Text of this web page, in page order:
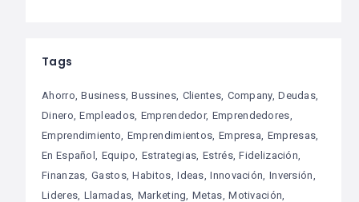
Tags
Ahorro Business Bussines Clientes Company Deudas
Dinero Empleados Emprendedor Emprendedores
Emprendimiento Emprendimientos Empresa Empresas
En Español Equipo Estrategias Estrés Fidelización
Finanzas Gastos Habitos Ideas Innovación Inversión
Lideres Llamadas Marketing Metas Motivación